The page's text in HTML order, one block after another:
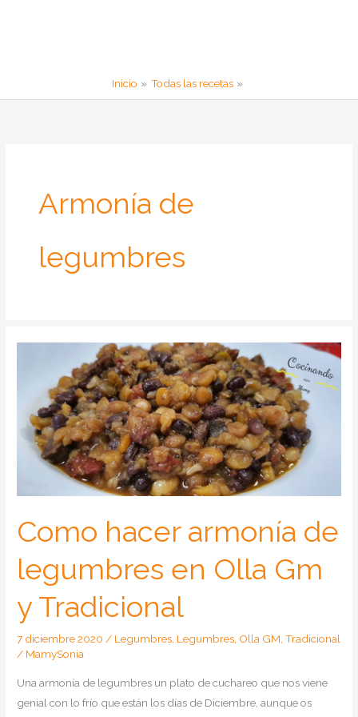
Inicio Todas las recetas
Armonía de
legumbres
Como hacer armonía de
legumbres en Olla Gm
y Tradicional
7 diciembre 2020/ Legumbres, Legumbres, Olla GM,Tradicional
/ MamySonia
Una armonía de legumbres un plato de cuchareo que nos viene
genial con lo frío que están los días de Diciembre, aunque os